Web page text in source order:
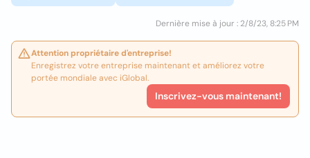
Dernière mise à jour : 2/8/23, 8:25 PM
Attention propriétaire d'entreprise!
Enregistrez votre entreprise maintenant et améliorez votre
portée mondiale avec iGlobal.
Inscrivez-vous maintenant!